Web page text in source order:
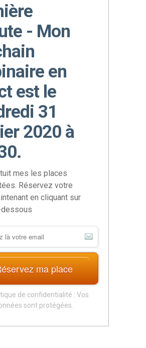
- Mon
en
est le
31
2020 à
mes les places
Réservez votre
en cliquant sur
ma place
de confidentialité : Vos
sont protégées.